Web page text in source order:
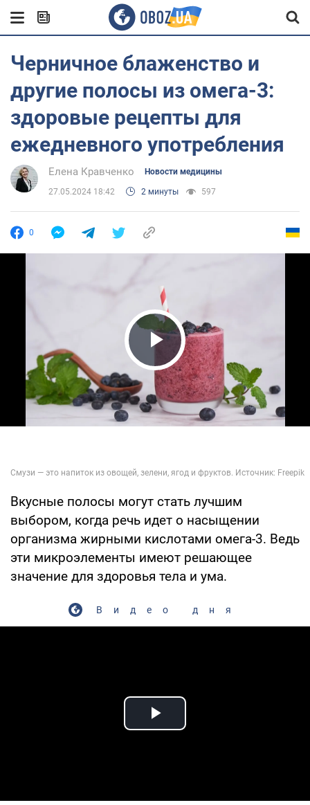
Черничное блаженство и
другие полосы из омега-3:
здоровые рецепты для
ежедневного употребления
Елена Кравченко Новости медицины
27.05.2024 18:42 2 минуты 597
0
Play Video
Вкусные полосы могут стать лучшим
выбором, когда речь идет о насыщении
организма жирными кислотами омега-3. Ведь
эти микроэлементы имеют решающее
значение для здоровья тела и ума.
Видео дня
Play Video